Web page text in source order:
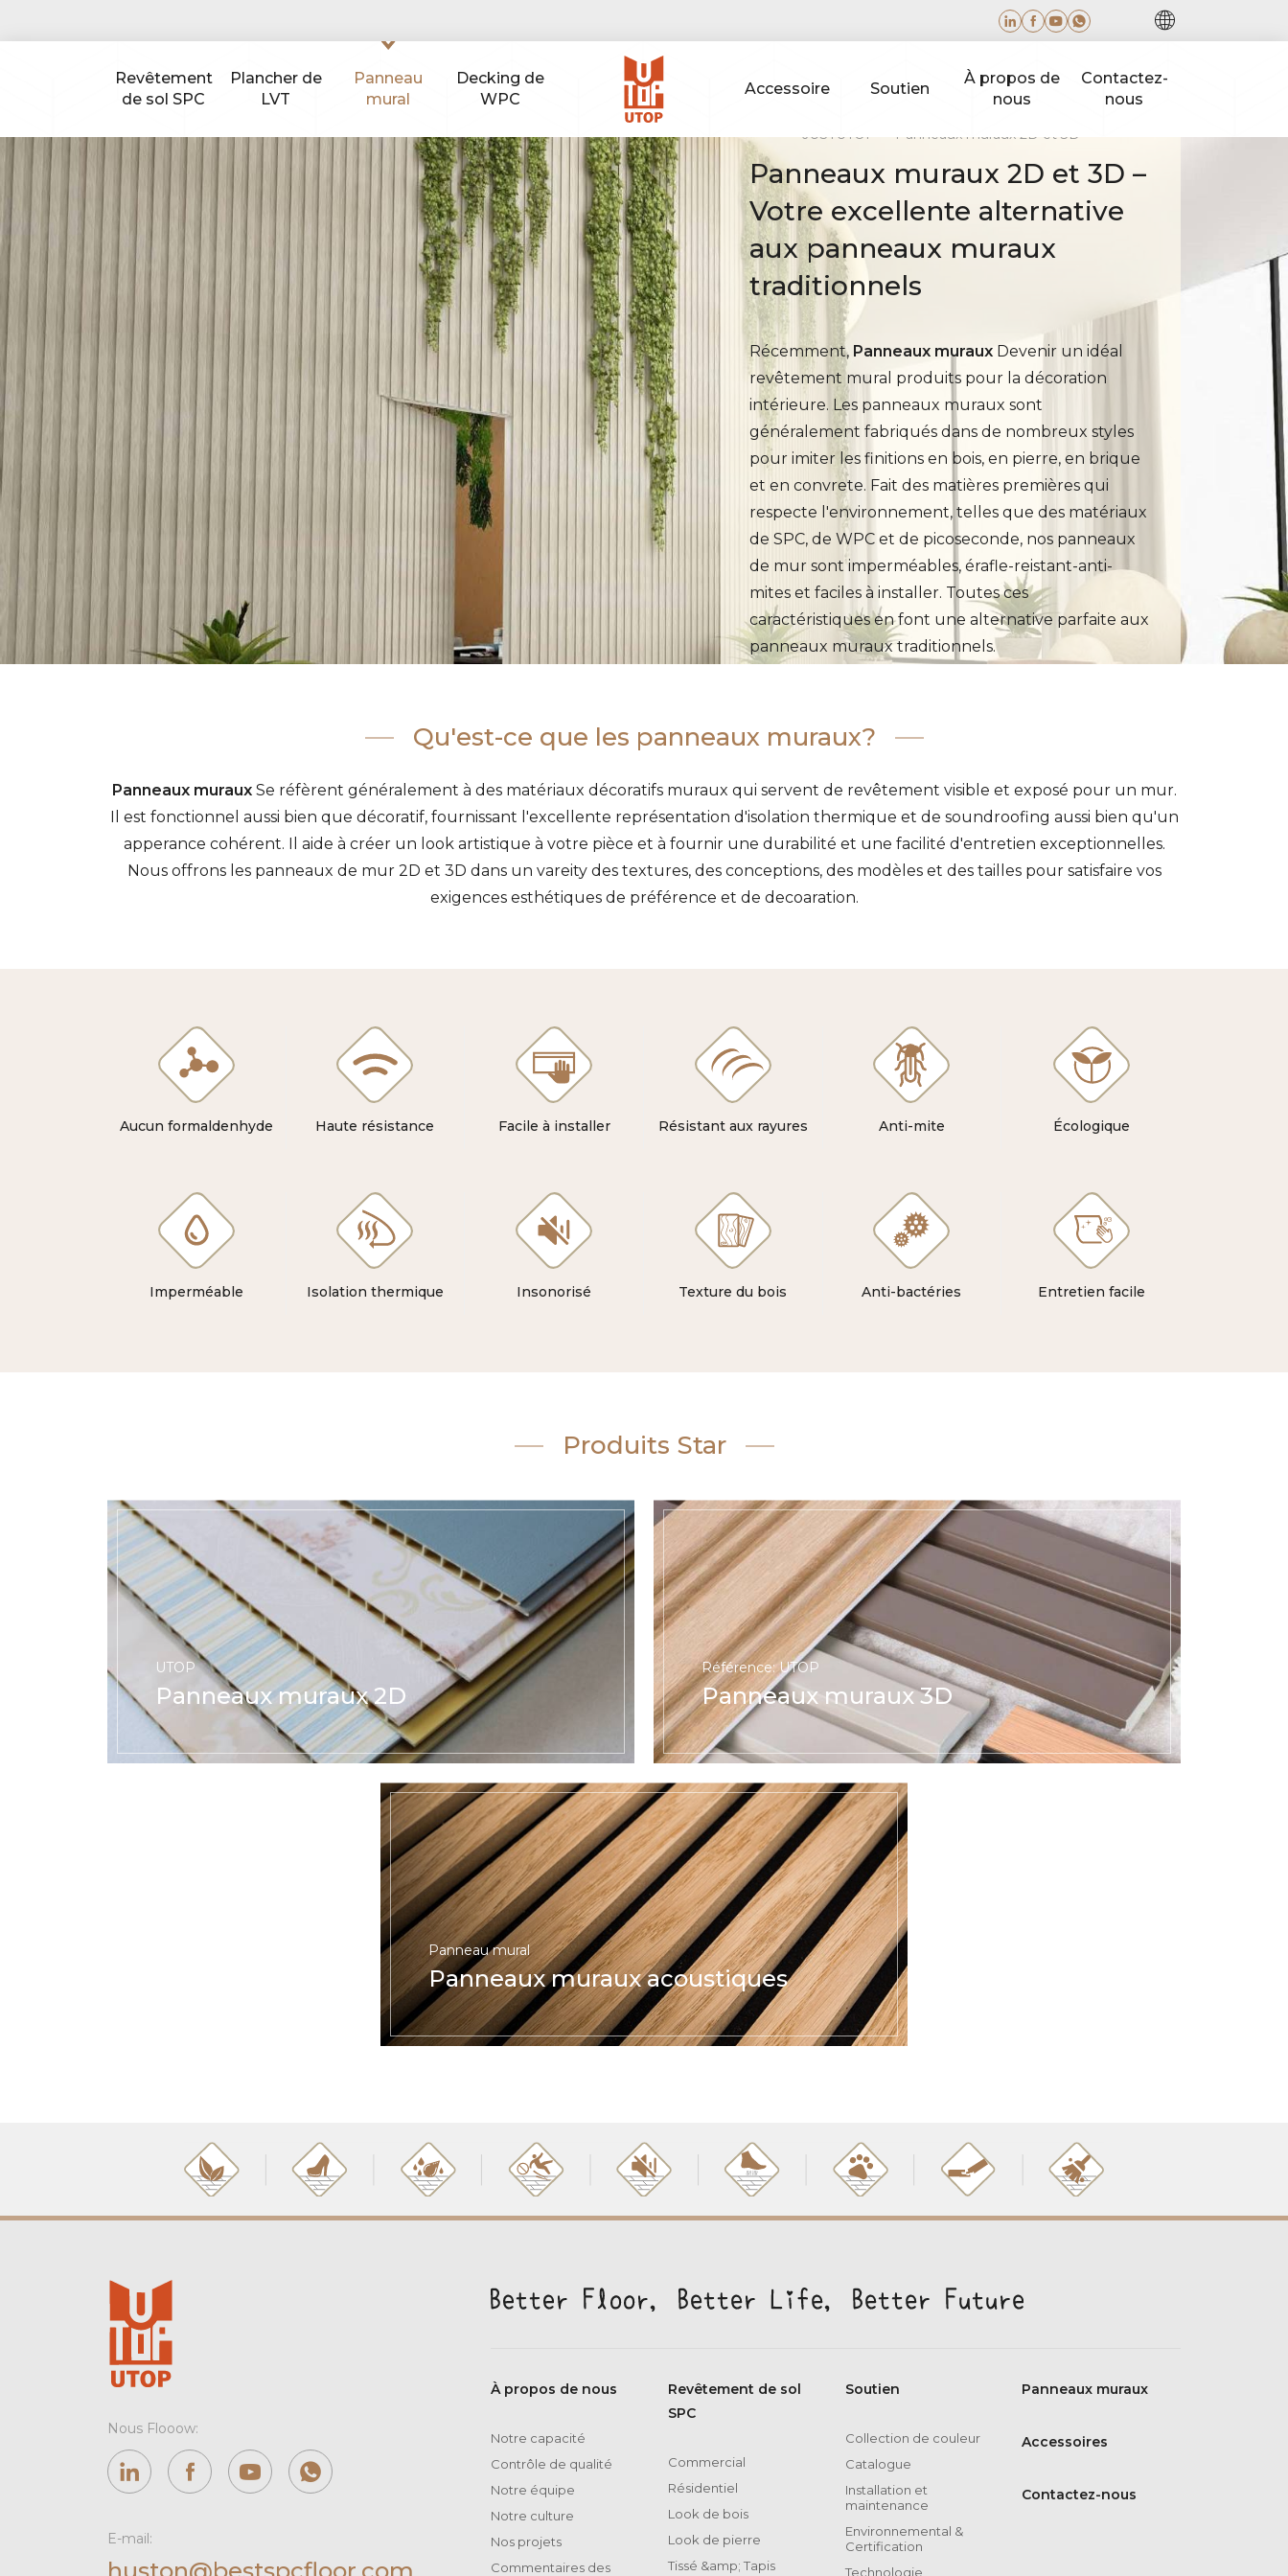
Revêtement
de sol SPC
Plancher de
LVT
Panneau
mural
Decking de
WPC
Accessoire Soutien
À propos de
nous
Contactez-
nous
JUSTUTOP Panneaux muraux 2D et 3D
Panneaux muraux 2D et 3D –
Votre excellente alternative
aux panneaux muraux
traditionnels
Récemment, Panneaux muraux Devenir un idéal
revêtement mural produits pour la décoration
intérieure. Les panneaux muraux sont
généralement fabriqués dans de nombreux styles
pour imiter les finitions en bois, en pierre, en brique
et en convrete. Fait des matières premières qui
respecte l'environnement, telles que des matériaux
de SPC, de WPC et de picoseconde, nos panneaux
de mur sont imperméables, érafle-reistant-anti-
mites et faciles à installer. Toutes ces
caractéristiques en font une alternative parfaite aux
panneaux muraux traditionnels.
Qu'est-ce que les panneaux muraux?
Panneaux murauxSe réfèrent généralement à des matériaux décoratifs muraux qui servent de revêtement visible et exposé pour un mur.
Il est fonctionnel aussi bien que décoratif, fournissant l'excellente représentation d'isolation thermique et de soundroofing aussi bien qu'un
apperance cohérent. Il aide à créer un look artistique à votre pièce et à fournir une durabilité et une facilité d'entretien exceptionnelles.
Nous offrons les panneaux de mur 2D et 3D dans un vareity des textures, des conceptions, des modèles et des tailles pour satisfaire vos
exigences esthétiques de préférence et de decoaration.
Aucun formaldenhyde Haute résistance Facile à installer Résistant aux rayures Anti-mite Écologique
Imperméable Isolation thermique Insonorisé Texture du bois Anti-bactéries Entretien facile
Produits Star
UTOP
Panneaux muraux 2D
Référence: UTOP
Panneaux muraux 3D
Panneau mural
Panneaux muraux acoustiques
Nous Flooow:
E-mail:
huston@bestspcfloor.com
À propos de nous
Notre capacité
Contrôle de qualité
Notre équipe
Notre culture
Nos projets
Commentaires des
Revêtement de sol
SPC
Commercial
Résidentiel
Look de bois
Look de pierre
Tissé &amp; Tapis
Soutien
Collection de couleur
Catalogue
Installation et
maintenance
Environnemental &
Certification
Technologie
Panneaux muraux
Accessoires
Contactez-nous